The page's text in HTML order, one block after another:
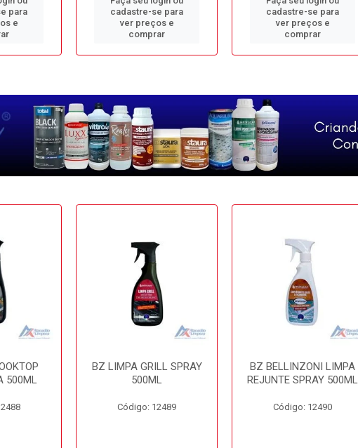
para
e
cadastre-se para
ver preços e
comprar
cadastre-se para
ver preços e
comprar
500ML
BZ LIMPA GRILL SPRAY
500ML
Código: 12489
BZ BELLINZONI LIMPA
REJUNTE SPRAY 500ML
Código: 12490